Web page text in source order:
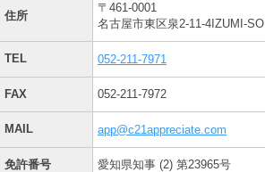
住所
〒461-0001
名古屋市東区泉2-11-4IZUMI-SO
TEL 052-211-7971
FAX 052-211-7972
MAIL app@c21appreciate.com
免許番号 愛知県知事 (2) 第23965号